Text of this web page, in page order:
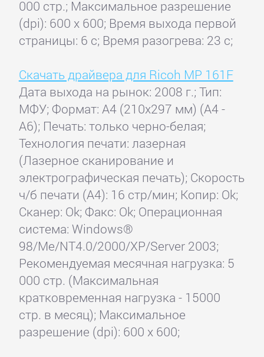
000 стр.; Максимальное разрешение
(dpi): 600 x 600; Время выхода первой
страницы: 6 с; Время разогрева: 23 с;
Скачать драйвера для Ricoh MP 161F
Дата выхода на рынок: 2008 г.; Тип:
МФУ; Формат: A4 (210x297 мм) (A4 -
A6); Печать: только черно-белая;
Технология печати: лазерная
(Лазерное сканирование и
электрографическая печать); Скорость
ч/б печати (А4): 16 стр/мин; Копир: Ok;
Сканер: Ok; Факс: Ok; Операционная
система: Windows®
98/Me/NT4.0/2000/XP/Server 2003;
Рекомендуемая месячная нагрузка: 5
000 стр. (Максимальная
кратковременная нагрузка - 15000
стр. в месяц); Максимальное
разрешение (dpi): 600 x 600;